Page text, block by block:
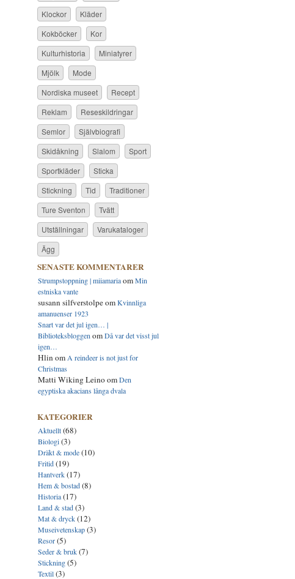
Klockor
Kläder
Kokböcker
Kor
Kulturhistoria
Miniatyrer
Mjölk
Mode
Nordiska museet
Recept
Reklam
Reseskildringar
Semlor
Självbiografi
Skidåkning
Slalom
Sport
Sportkläder
Sticka
Stickning
Tid
Traditioner
Ture Sventon
Tvätt
Utställningar
Varukataloger
Ägg
SENASTE KOMMENTARER
Strumpstoppning | miiamariaomMin
estniska vante
susann silfverstolpeomKvinnliga
amanuenser 1923
Snart var det jul igen… |
Biblioteksbloggen omDå var det visst jul
igen…
HlinomA reindeer is not just for
Christmas
Matti Wiking LeinoomDen
egyptiska akacians långa dvala
KATEGORIER
Aktuellt(68)
Biologi(3)
Dräkt & mode(10)
Fritid(19)
Hantverk(17)
Hem & bostad(8)
Historia(17)
Land & stad(3)
Mat & dryck(12)
Museivetenskap(3)
Resor(5)
Seder & bruk(7)
Stickning(5)
Textil(3)